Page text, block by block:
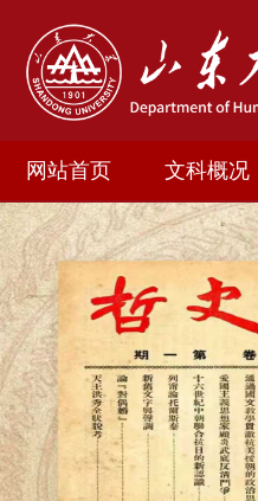
网站首页 文科概况